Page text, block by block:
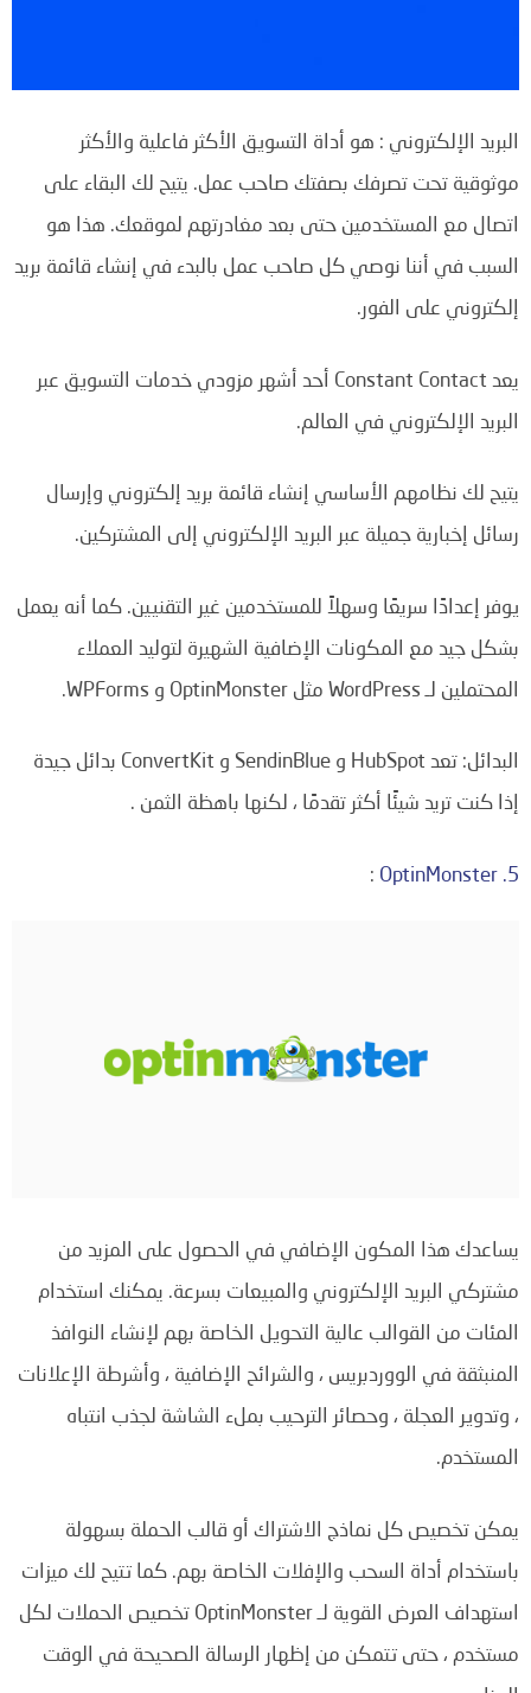
البريد الإلكتروني : هو أداة التسويق الأكثر فاعلية والأكثر
موثوقية تحت تصرفك بصفتك صاحب عمل. يتيح لك البقاء على
اتصال مع المستخدمين حتى بعد مغادرتهم لموقعك. هذا هو
السبب في أننا نوصي كل صاحب عمل بالبدء في إنشاء قائمة بريد
إلكتروني على الفور.
يعد Constant Contact أحد أشهر مزودي خدمات التسويق عبر
البريد الإلكتروني في العالم.
يتيح لك نظامهم الأساسي إنشاء قائمة بريد إلكتروني وإرسال
رسائل إخبارية جميلة عبر البريد الإلكتروني إلى المشتركين.
يوفر إعدادًا سريعًا وسهلاً للمستخدمين غير التقنيين. كما أنه يعمل
بشكل جيد مع المكونات الإضافية الشهيرة لتوليد العملاء
المحتملين لـ WordPress مثل OptinMonster و WPForms.
البدائل: تعد HubSpot و SendinBlue و ConvertKit بدائل جيدة
إذا كنت تريد شيئًا أكثر تقدمًا ، لكنها باهظة الثمن .
5. OptinMonster
:
يساعدك هذا المكون الإضافي في الحصول على المزيد من
مشتركي البريد الإلكتروني والمبيعات بسرعة. يمكنك استخدام
المئات من القوالب عالية التحويل الخاصة بهم لإنشاء النوافذ
المنبثقة في الووردبريس ، والشرائح الإضافية ، وأشرطة الإعلانات
، وتدوير العجلة ، وحصائر الترحيب بملء الشاشة لجذب انتباه
المستخدم.
يمكن تخصيص كل نماذج الاشتراك أو قالب الحملة بسهولة
باستخدام أداة السحب والإفلات الخاصة بهم. كما تتيح لك ميزات
استهداف العرض القوية لـ OptinMonster تخصيص الحملات لكل
مستخدم ، حتى تتمكن من إظهار الرسالة الصحيحة في الوقت